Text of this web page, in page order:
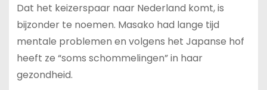
Dat het keizerspaar naar Nederland komt, is
bijzonder te noemen. Masako had lange tijd
mentale problemen en volgens het Japanse hof
heeft ze “soms schommelingen” in haar
gezondheid.